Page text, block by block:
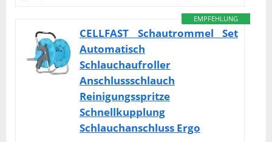
EMPFEHLUNG
CELLFAST Schautrommel Set
Automatisch
Schlauchaufroller
Anschlussschlauch
Reinigungsspritze
Schnellkupplung
Schlauchanschluss Ergo